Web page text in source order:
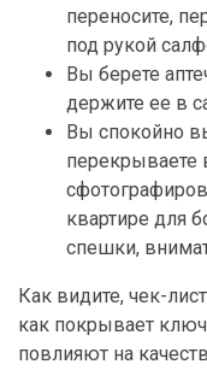
переносите,
под рукой
Вы берете
держите ее в
Вы спокойно
перекрываете
квартире для
спешки,
Как видите, чек-
как покрывает
повлияют на